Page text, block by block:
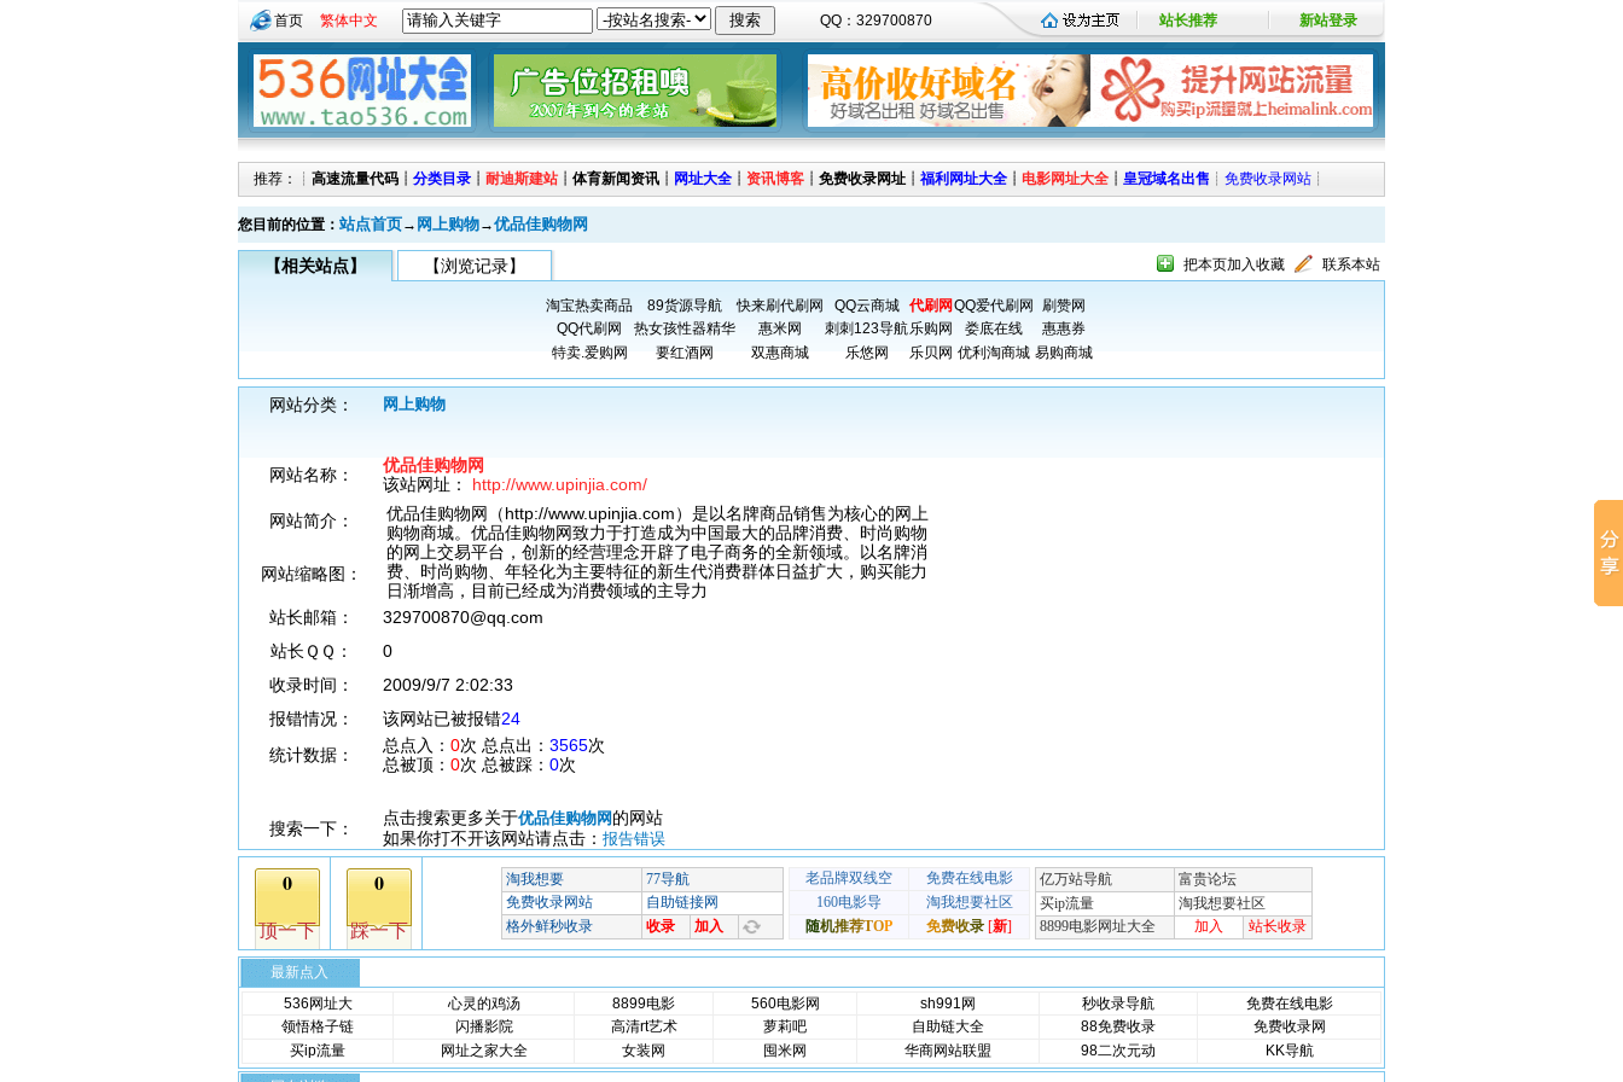
首页 繁体中文 QQ：329700870 站长推荐 新站登录
推荐：┊ 高速流量代码 ┊ 分类目录 ┊ 耐迪斯建站 ┊ 体育新闻资讯 ┊ 网址大全 ┊ 资讯博客 ┊ 免费收录网址 ┊ 福利网址大全 ┊ 电影网址大全 ┊ 皇冠域名出售 ┊ 免费收录网站 ┊
您目前的位置： 站点首页→ 网上购物→优品佳购物网
【相关站点】 【浏览记录】 把本页加入收藏 联系本站
淘宝热卖商品 89货源导航 快来刷代刷网 QQ云商城 代刷网 QQ爱代刷网
刷赞网
QQ代刷网
热女孩性器精华 惠米网 刺刺123导航乐购网 娄底在线
惠惠券
特卖.爱购网
要红酒网 双惠商城 乐悠网 乐贝网 优利淘商城 易购商城
网站分类： 网上购物
网站名称：
优品佳购物网
该站网址： http://www.upinjia.com/
网站简介：
优品佳购物网（http://www.upinjia.com）是以名牌商品销售为核心的网上
购物商城。优品佳购物网致力于打造成为中国最大的品牌消费、时尚购物
的网上交易平台，创新的经营理念开辟了电子商务的全新领域。以名牌消
费、时尚购物、年轻化为主要特征的新生代消费群体日益扩大，购买能力
日渐增高，目前已经成为消费领域的主导力
网站缩略图：
站长邮箱：
329700870@qq.com
站长ＱＱ：
0
收录时间：
2009/9/7 2:02:33
报错情况：
该网站已被报错24
统计数据：
总点入： 0次 总点出： 3565次
总被顶： 0次 总被踩： 0次
搜索一下：
点击搜索更多关于优品佳购物网 的网站
如果你打不开该网站请点击： 报告错误
最新点入
536网址大
心灵的鸡汤 8899电影 560电影网 sh991网 秒收录导航
免费在线电影
领悟格子链
闪播影院 高清rt艺术 萝莉吧 自助链大全 88免费收录
免费收录网
买ip流量
网址之家大全 女装网 囤米网 华商网站联盟 98二次元动 KK导航